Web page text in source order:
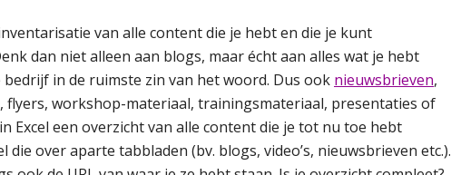
van alle content die je hebt en die je kunt
dan niet alleen aan blogs, maar écht aan alles wat je hebt
in de ruimste zin van het woord. Dus ook nieuwsbrieven,
flyers, workshop-materiaal, trainingsmateriaal, presentaties of
Excel een overzicht van alle content die je tot nu toe hebt
die over aparte tabbladen (bv. blogs, video’s, nieuwsbrieven etc.).